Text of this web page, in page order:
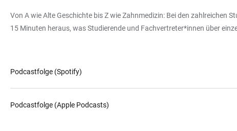
Von A wie Alte Geschichte bis Z wie Zahnmedizin: Bei den zahlreichen
15 Minuten heraus, was Studierende und Fachvertreter*innen über
Podcastfolge (Spotify)
Podcastfolge (Apple Podcasts)